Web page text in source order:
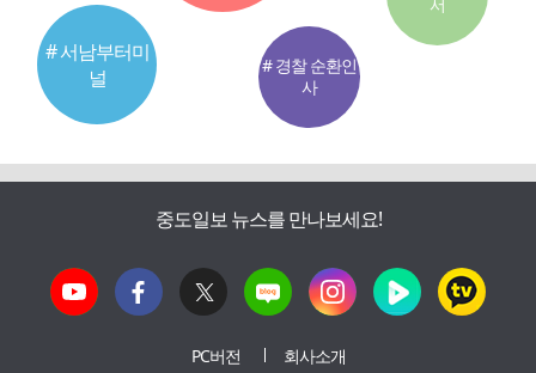
# 서남부터미
널
# 경찰 순환인
사
중도일보 뉴스를 만나보세요!
PC버전 회사소개